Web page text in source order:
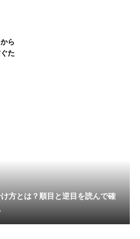
ら
た
方とは？順目と逆目を読んで確